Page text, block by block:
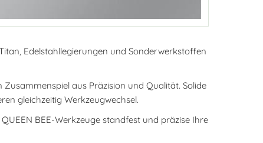
Edelstahllegierungen und Sonderwerkstoffen
aus Präzision und Qualität. Solide
gleichzeitig Werkzeugwechsel.
BEE-Werkzeuge standfest und präzise Ihre